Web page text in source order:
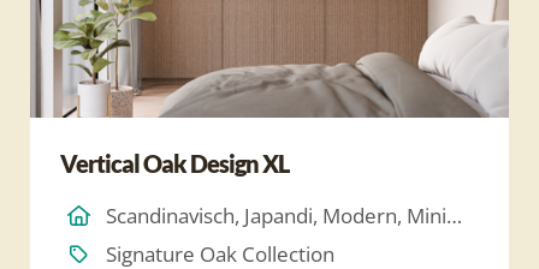
Vertical Oak Design XL
Scandinavisch, Japandi, Modern, Minimalistich
Signature Oak Collection